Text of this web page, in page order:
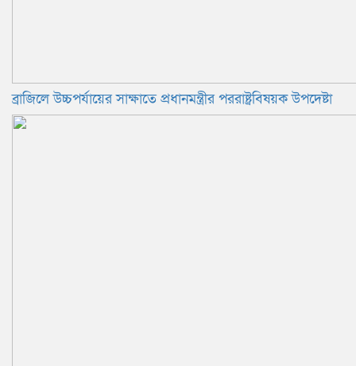
ব্রাজিলে উচ্চপর্যায়ের সাক্ষাতে প্রধানমন্ত্রীর পররাষ্ট্রবিষয়ক উপদেষ্টা